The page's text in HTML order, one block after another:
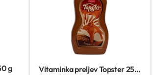
g Vitaminka preljev Topster250